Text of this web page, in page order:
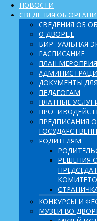
НОВОСТИ
СВЕДЕНИЯ ОБ
СВЕДЕНИЯ ОБ
О ДВОРЦЕ
ВИРТУАЛЬНАЯ
РАСПИСАНИЕ
ПЛАН
ДОКУМЕНТЫ
ПЕДАГОГАМ
ПЛАТНЫЕ
ПРЕДПИСАНИЯ
РОДИТЕЛЯМ
РЕШЕНИЯ
КОНКУРСЫ И
МУЗЕИ ВО